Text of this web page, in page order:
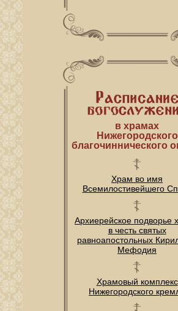
в храмах
Нижегородского
благочиннического
Храм во имя
Всемилостивейшего
Архиерейское подворье
в честь святых
равноапостольных
Мефодия
Храмовый комплекс
Нижегородского